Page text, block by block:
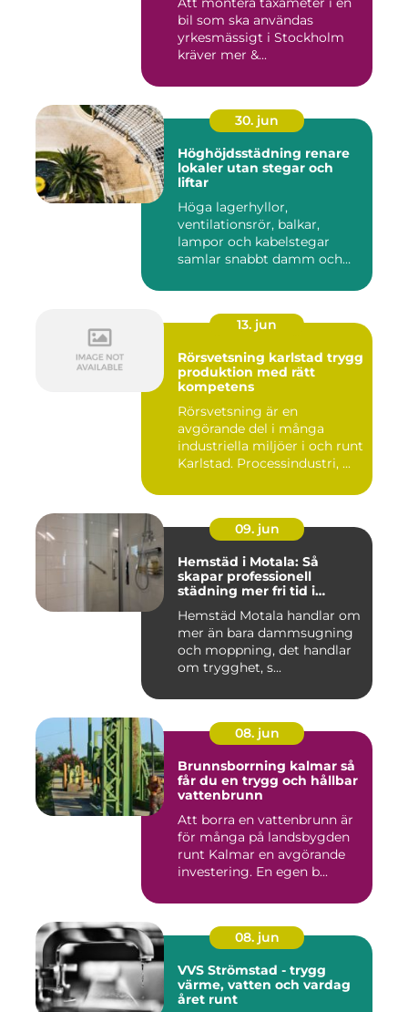
bil som ska användas
yrkesmässigt i Stockholm
kräver mer &...
30. jun
Höghöjdsstädning renare
lokaler utan stegar och
liftar
Höga lagerhyllor,
ventilationsrör, balkar,
lampor och kabelstegar
samlar snabbt damm och
13. jun
Rörsvetsning karlstad trygg
produktion med rätt
kompetens
Rörsvetsning är en
avgörande del i många
industriella miljöer i och runt
Karlstad. Processindustri, ...
09. jun
Hemstäd i Motala: Så
skapar professionell
städning mer fri tid i
Hemstäd Motala handlar om
mer än bara dammsugning
och moppning, det handlar
om trygghet, s...
08. jun
Brunnsborrning kalmar så
får du en trygg och hållbar
vattenbrunn
Att borra en vattenbrunn är
för många på landsbygden
runt Kalmar en avgörande
investering. En egen b...
08. jun
VVS Strömstad - trygg
värme, vatten och vardag
året runt